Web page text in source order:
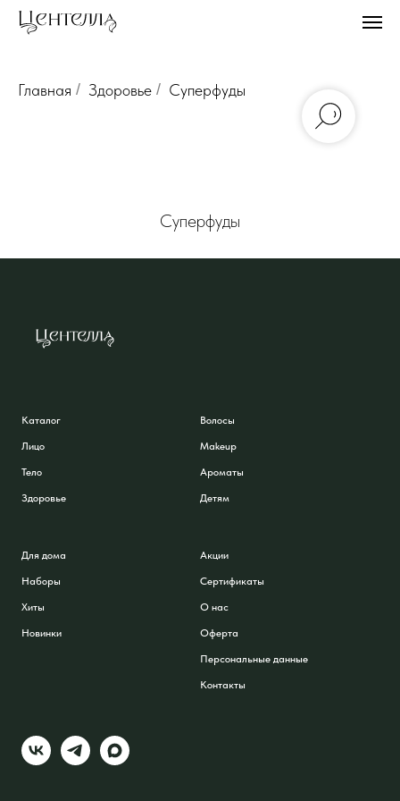
Главная / Здоровье / Суперфуды
Суперфуды
Каталог
Лицо
Тело
Здоровье
Волосы
Makeup
Ароматы
Детям
Для дома
Наборы
Хиты
Новинки
Акции
Сертификаты
О нас
Оферта
Персональные данные
Контакты